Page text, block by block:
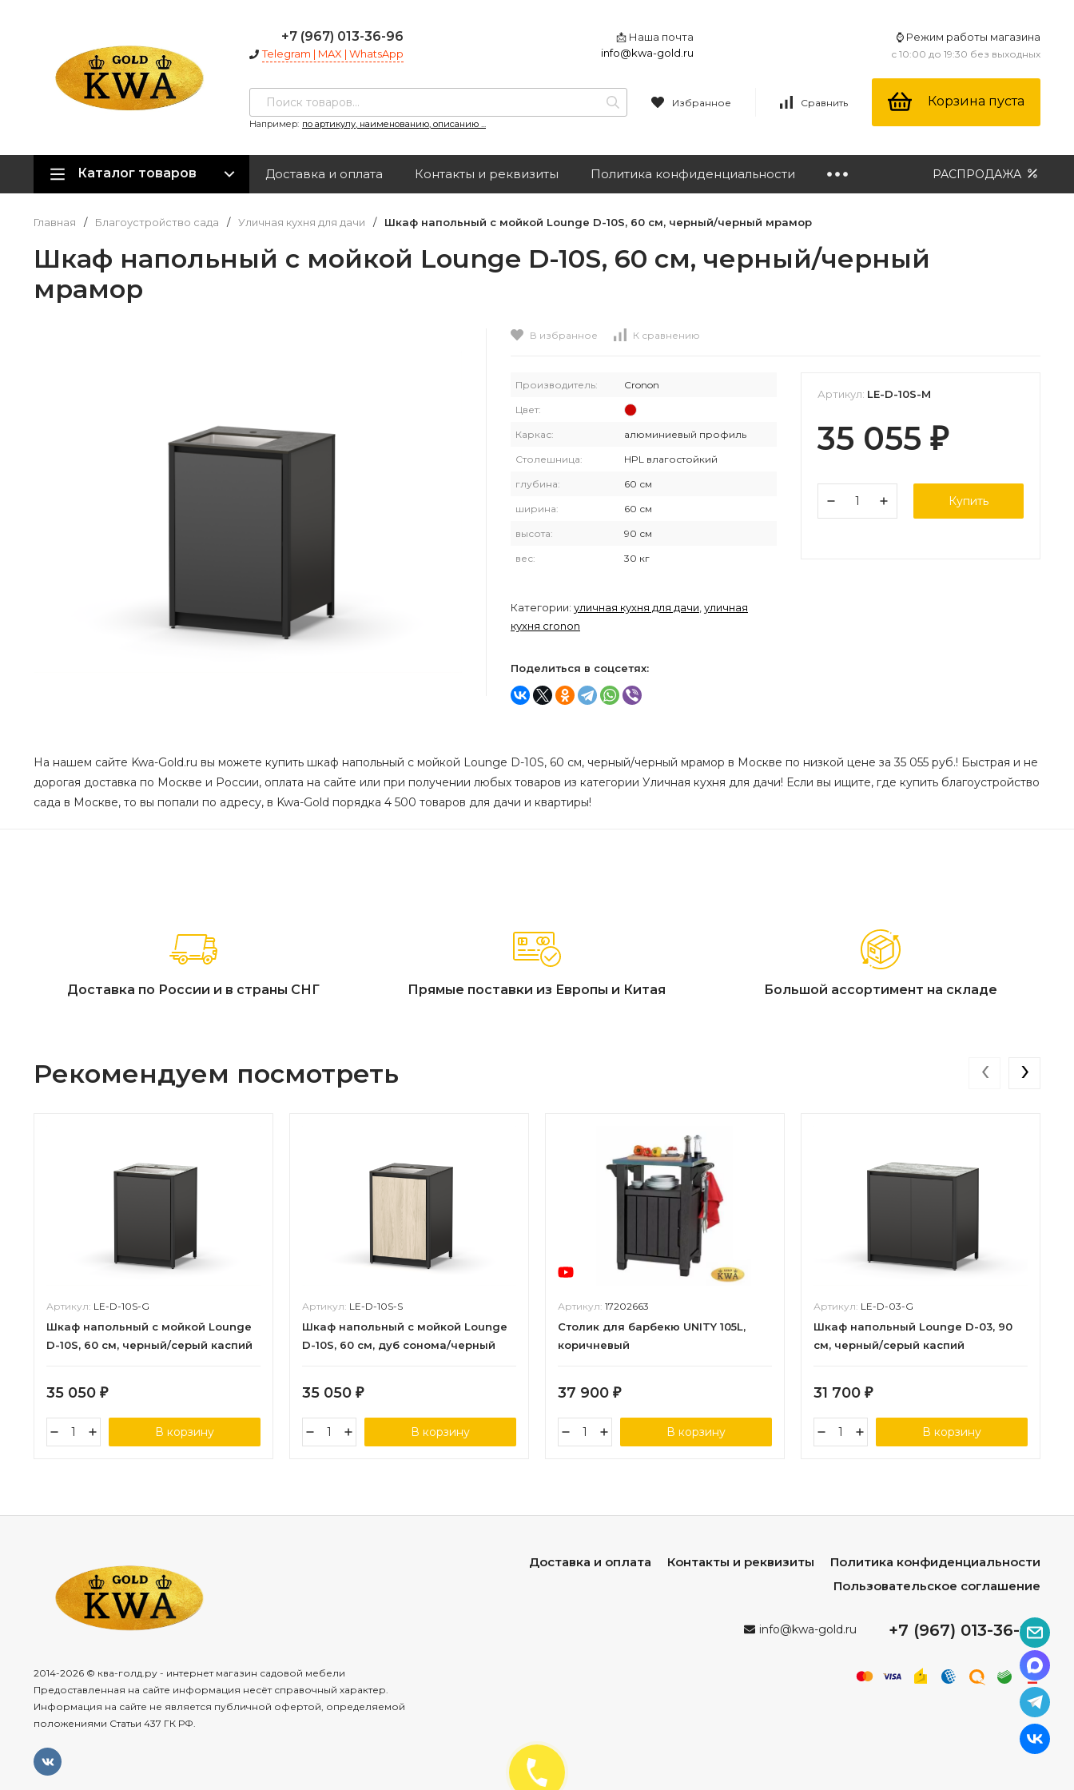
+7 (967) 013-36-96
Telegram | MAX | WhatsApp
📩 Наша почта
info@kwa-gold.ru
⌚ Режим работы магазина
с 10:00 до 19:30 без выходных
Например: по артикулу, наименованию, описанию ...
Избранное Сравнить Корзина пуста
Каталог товаров Доставка и оплата Контакты и реквизиты Политика конфиденциальности РАСПРОДАЖА
Главная / Благоустройство сада / Уличная кухня для дачи / Шкаф напольный с мойкой Lounge D-10S, 60 см, черный/черный мрамор
Шкаф напольный с мойкой Lounge D-10S, 60 см, черный/черный
мрамор
В избранное К сравнению
Производитель: Cronon
Цвет:
Каркас: алюминиевый профиль
Столешница: HPL влагостойкий
глубина: 60 см
ширина: 60 см
высота: 90 см
вес: 30 кг
Категории: уличная кухня для дачи уличная
кухня cronon
Поделиться в соцсетях:
Артикул: LE-D-10S-M
35 055 ₽
Купить
На нашем сайте Kwa-Gold.ru вы можете купить шкаф напольный с мойкой Lounge D-10S, 60 см, черный/черный мрамор в Москве по низкой цене за 35 055 руб.! Быстрая и не
дорогая доставка по Москве и России, оплата на сайте или при получении любых товаров из категории Уличная кухня для дачи! Если вы ищите, где купить благоустройство
сада в Москве, то вы попали по адресу, в Kwa-Gold порядка 4 500 товаров для дачи и квартиры!
Доставка по России и в страны СНГ Прямые поставки из Европы и Китая Большой ассортимент на складе
Рекомендуем посмотреть
Артикул: LE-D-10S-G
Шкаф напольный с мойкой Lounge
D-10S, 60 см, черный/серый каспий
35 050 ₽
В корзину
Артикул: LE-D-10S-S
Шкаф напольный с мойкой Lounge
D-10S, 60 см, дуб сонома/черный
35 050 ₽
В корзину
Артикул: 17202663
Столик для барбекю UNITY 105L,
коричневый
37 900 ₽
В корзину
Артикул: LE-D-03-G
Шкаф напольный Lounge D-03, 90
см, черный/серый каспий
31 700 ₽
В корзину
‹ ›
2014-2026 © ква-голд.ру - интернет магазин садовой мебели
Предоставленная на сайте информация несёт справочный характер.
Информация на сайте не является публичной офертой, определяемой
положениями Статьи 437 ГК РФ.
Доставка и оплата Контакты и реквизиты
Политика конфиденциальности
Пользовательское соглашение
info@kwa-gold.ru +7 (967) 013-36-96